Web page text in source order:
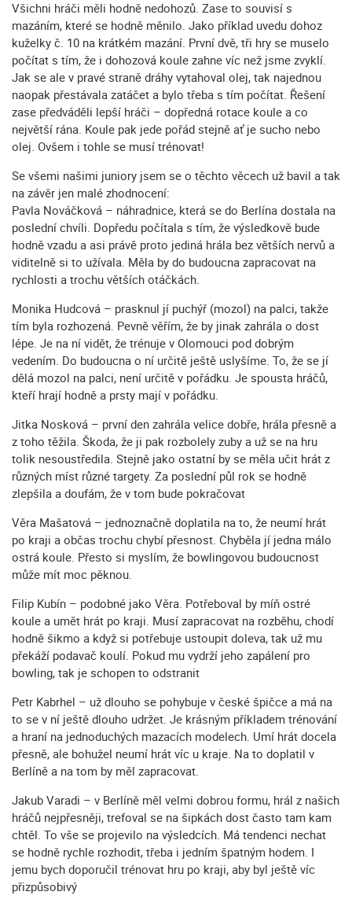
Všichni hráči měli hodně nedohozů. Zase to souvisí s
mazáním, které se hodně měnilo. Jako příklad uvedu dohoz
kuželky č. 10 na krátkém mazání. První dvě, tři hry se muselo
počítat s tím, že i dohozová koule zahne víc než jsme zvyklí.
Jak se ale v pravé straně dráhy vytahoval olej, tak najednou
naopak přestávala zatáčet a bylo třeba s tím počítat. Řešení
zase předváděli lepší hráči – dopředná rotace koule a co
největší rána. Koule pak jede pořád stejně ať je sucho nebo
olej. Ovšem i tohle se musí trénovat!
Se všemi našimi juniory jsem se o těchto věcech už bavil a tak
na závěr jen malé zhodnocení:
Pavla Nováčková – náhradnice, která se do Berlína dostala na
poslední chvíli. Dopředu počítala s tím, že výsledkově bude
hodně vzadu a asi právě proto jediná hrála bez větších nervů a
viditelně si to užívala. Měla by do budoucna zapracovat na
rychlosti a trochu větších otáčkách.
Monika Hudcová – prasknul jí puchýř (mozol) na palci, takže
tím byla rozhozená. Pevně věřím, že by jinak zahrála o dost
lépe. Je na ní vidět, že trénuje v Olomouci pod dobrým
vedením. Do budoucna o ní určitě ještě uslyšíme. To, že se jí
dělá mozol na palci, není určitě v pořádku. Je spousta hráčů,
kteří hrají hodně a prsty mají v pořádku.
Jitka Nosková – první den zahrála velice dobře, hrála přesně a
z toho těžila. Škoda, že ji pak rozbolely zuby a už se na hru
tolik nesoustředila. Stejně jako ostatní by se měla učit hrát z
různých míst různé targety. Za poslední půl rok se hodně
zlepšila a doufám, že v tom bude pokračovat
Věra Mašatová – jednoznačně doplatila na to, že neumí hrát
po kraji a občas trochu chybí přesnost. Chyběla jí jedna málo
ostrá koule. Přesto si myslím, že bowlingovou budoucnost
může mít moc pěknou.
Filip Kubín – podobné jako Věra. Potřeboval by míň ostré
koule a umět hrát po kraji. Musí zapracovat na rozběhu, chodí
hodně šikmo a když si potřebuje ustoupit doleva, tak už mu
překáží podavač koulí. Pokud mu vydrží jeho zapálení pro
bowling, tak je schopen to odstranit
Petr Kabrhel – už dlouho se pohybuje v české špičce a má na
to se v ní ještě dlouho udržet. Je krásným příkladem trénování
a hraní na jednoduchých mazacích modelech. Umí hrát docela
přesně, ale bohužel neumí hrát víc u kraje. Na to doplatil v
Berlíně a na tom by měl zapracovat.
Jakub Varadi – v Berlíně měl velmi dobrou formu, hrál z našich
hráčů nejpřesněji, trefoval se na šipkách dost často tam kam
chtěl. To vše se projevilo na výsledcích. Má tendenci nechat
se hodně rychle rozhodit, třeba i jedním špatným hodem. I
jemu bych doporučil trénovat hru po kraji, aby byl ještě víc
přizpůsobivý